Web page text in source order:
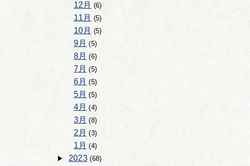
12月 (6)
11月 (5)
10月 (5)
9月 (5)
8月 (6)
7月 (5)
6月 (5)
5月 (5)
4月 (4)
3月 (8)
2月 (3)
1月 (4)
2023(68)